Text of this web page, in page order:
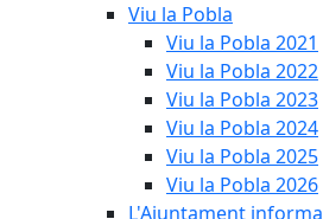
Viu la Pobla
Viu la Pobla 2021
Viu la Pobla 2022
Viu la Pobla 2023
Viu la Pobla 2024
Viu la Pobla 2025
Viu la Pobla 2026
L'Ajuntament informa